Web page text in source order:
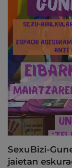
SexuBizi-
jaietan